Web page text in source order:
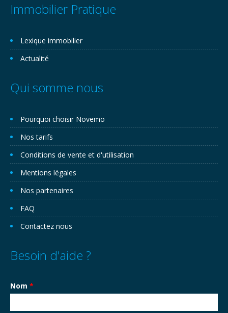
Immobilier Pratique
Lexique immobilier
Actualité
Qui somme nous
Pourquoi choisir Novemo
Nos tarifs
Conditions de vente et d'utilisation
Mentions légales
Nos partenaires
FAQ
Contactez nous
Besoin d'aide ?
Nom *